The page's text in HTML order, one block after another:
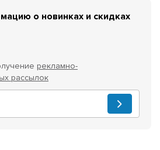
о новинках и скидках
рекламно-
рассылок